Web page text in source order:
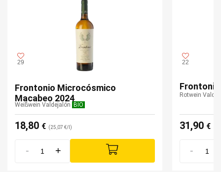
29
Frontonio Microcósmico
Macabeo 2024
Weißwein Valdejalón BIO
18,80 € (25,07 €/l)
- +
22
Rotwein
31,90 €
-